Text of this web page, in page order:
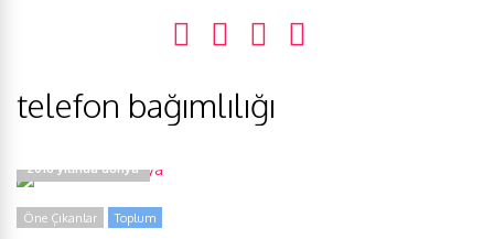
telefon bağımlılığı
2018 yılında dünya
Öne Çıkanlar Toplum